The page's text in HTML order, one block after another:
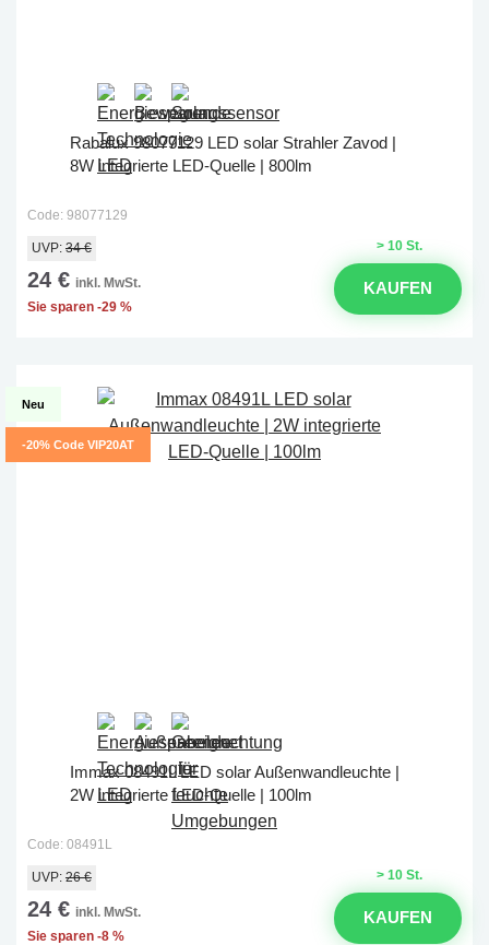
Rabalux 98077129 LED solar Strahler Zavod |
8W integrierte LED-Quelle | 800lm
Code: 98077129
> 10 St.
UVP: 34 €
24 € inkl. MwSt.
Sie sparen -29 %
KAUFEN
Neu
-20% Code VIP20AT
Immax 08491L LED solar Außenwandleuchte |
2W integrierte LED-Quelle | 100lm
Code: 08491L
> 10 St.
UVP: 26 €
24 € inkl. MwSt.
Sie sparen -8 %
KAUFEN